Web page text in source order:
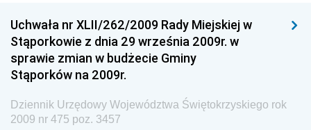
Dziennik Urzędowy Ministra Rodziny i Polityki
Społecznej
Dziennik Urzędowy Komendy Głównej Straży
Granicznej
Dziennik Urzędowy Głównego Inspektoratu Transportu
Drogowego
Uchwała nr XLII/262/2009 Rady Miejskiej w
Stąporkowie z dnia 29 września 2009r. w
sprawie zmian w budżecie Gminy
Stąporków na 2009r.
Dziennik Urzędowy Województwa Świętokrzyskiego rok
2009 nr 475 poz. 3457